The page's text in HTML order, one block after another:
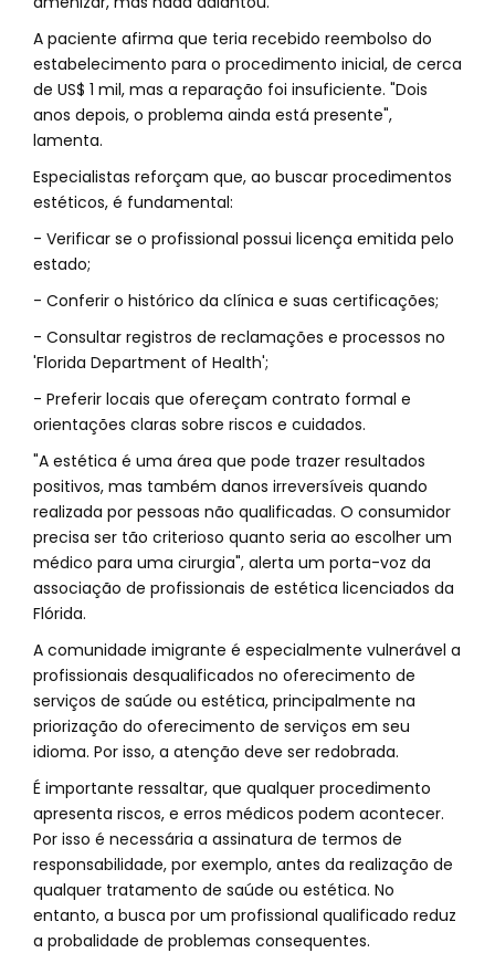
A paciente afirma que teria recebido reembolso do
estabelecimento para o procedimento inicial, de cerca
de US$ 1 mil, mas a reparação foi insuficiente. "Dois
anos depois, o problema ainda está presente",
lamenta.
Especialistas reforçam que, ao buscar procedimentos
estéticos, é fundamental:
- Verificar se o profissional possui licença emitida pelo
estado;
- Conferir o histórico da clínica e suas certificações;
- Consultar registros de reclamações e processos no
'Florida Department of Health';
- Preferir locais que ofereçam contrato formal e
orientações claras sobre riscos e cuidados.
"A estética é uma área que pode trazer resultados
positivos, mas também danos irreversíveis quando
realizada por pessoas não qualificadas. O consumidor
precisa ser tão criterioso quanto seria ao escolher um
médico para uma cirurgia", alerta um porta-voz da
associação de profissionais de estética licenciados da
Flórida.
A comunidade imigrante é especialmente vulnerável a
profissionais desqualificados no oferecimento de
serviços de saúde ou estética, principalmente na
priorização do oferecimento de serviços em seu
idioma. Por isso, a atenção deve ser redobrada.
É importante ressaltar, que qualquer procedimento
apresenta riscos, e erros médicos podem acontecer.
Por isso é necessária a assinatura de termos de
responsabilidade, por exemplo, antes da realização de
qualquer tratamento de saúde ou estética. No
entanto, a busca por um profissional qualificado reduz
a probalidade de problemas consequentes.